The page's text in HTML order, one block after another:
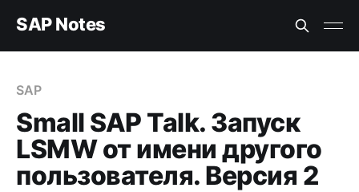
SAP Notes
SAP
Small SAP Talk. Запуск
LSMW от имени другого
пользователя. Версия 2